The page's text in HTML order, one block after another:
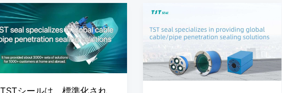
の
で
し
ょ
う
プ
圧
倒
し
ま
ぶ
た
め
8
の
世
界
ト
TSTシールは、標準化され
TST
シ
ー
ル
は、
世
中
広
く